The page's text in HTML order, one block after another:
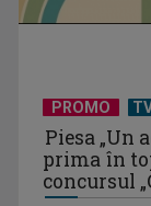
PROMO
Piesa „Un
prima în
concursul